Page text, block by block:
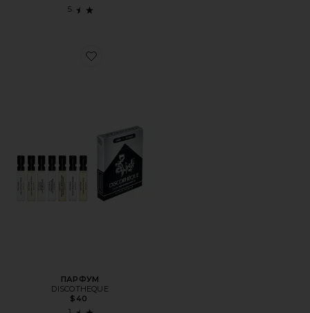
Favorite ПАРФУМ
ПАРФУМ
DISCOTHEQUE
$40